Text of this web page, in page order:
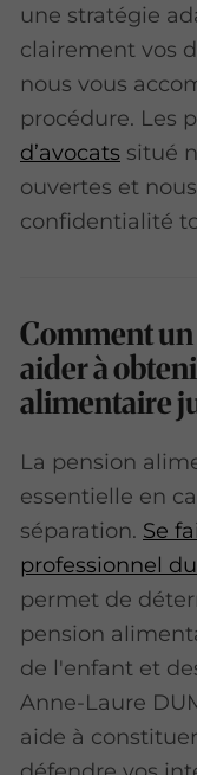
une stratégie
clairement vos
nous vous
procédure. Les
d’avocats situé
ouvertes et
confidentialité
Comment
aider à
alimentaire
La pension
essentielle en
séparation. Se
professionnel
permet de
pension
de l'enfant et
Anne-Laure
aide à